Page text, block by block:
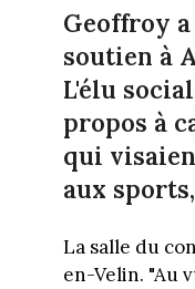
Geoffroy
soutien à
L'élu
propos à
qui
aux
La salle du
en-Velin. "Au